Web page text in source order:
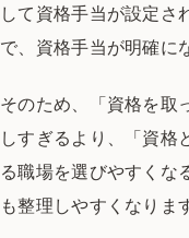
して資格手当が設定さ
で、資格手当が明確に
そのため、「資格を取
しすぎるより、「資格
る職場を選びやすくな
も整理しやすくなりま